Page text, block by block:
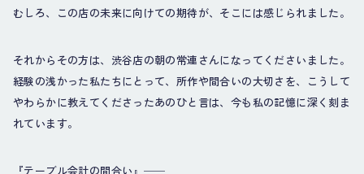
むしろ、この店の未来に向けての期待が、そこには感じられました。
それからその方は、渋谷店の朝の常連さんになってくださいました。
経験の浅かった私たちにとって、所作や間合いの大切さを、こうして
やわらかに教えてくださったあのひと言は、今も私の記憶に深く刻ま
れています。
『テーブル会計の間合い』──